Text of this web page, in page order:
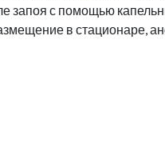
запоя с помощью
в стационаре,